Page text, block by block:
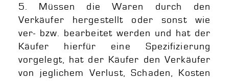
5. Müssen die Waren durch den
Verkäufer hergestellt oder sonst wie
ver- bzw. bearbeitet werden und hat der
Käufer hierfür eine Spezifizierung
vorgelegt, hat der Käufer den Verkäufer
von jeglichem Verlust, Schaden, Kosten